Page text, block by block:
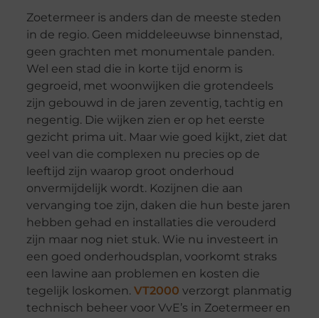
Zoetermeer is anders dan de meeste steden
in de regio. Geen middeleeuwse binnenstad,
geen grachten met monumentale panden.
Wel een stad die in korte tijd enorm is
gegroeid, met woonwijken die grotendeels
zijn gebouwd in de jaren zeventig, tachtig en
negentig. Die wijken zien er op het eerste
gezicht prima uit. Maar wie goed kijkt, ziet dat
veel van die complexen nu precies op de
leeftijd zijn waarop groot onderhoud
onvermijdelijk wordt. Kozijnen die aan
vervanging toe zijn, daken die hun beste jaren
hebben gehad en installaties die verouderd
zijn maar nog niet stuk. Wie nu investeert in
een goed onderhoudsplan, voorkomt straks
een lawine aan problemen en kosten die
tegelijk loskomen. VT2000 verzorgt planmatig
technisch beheer voor VvE’s in Zoetermeer en